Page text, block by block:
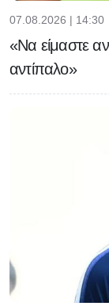
07.08.2026 | 14:30
«Να είμαστε
αντίπαλο»